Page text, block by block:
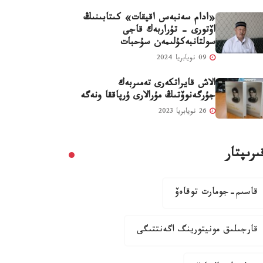
«ادام سەنبەس اقيقات» كىتابىنىڭ
اۆتورى - تۇراربەك قاجى
سولتانبەكۇلىمەن سۇحبات
الاش قايراتكەرى تەمىربەك
جۇرگەنوۆتىڭ مۇرالارى ۇرپاققا ونەگە
قاسىم-جومارت توقاەۆ
قارجىلىق مونيتورينگ اگەنتتىگى